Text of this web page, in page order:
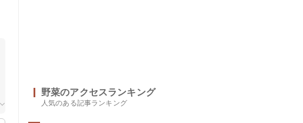
野菜のアクセスランキング
人気のある記事ランキング